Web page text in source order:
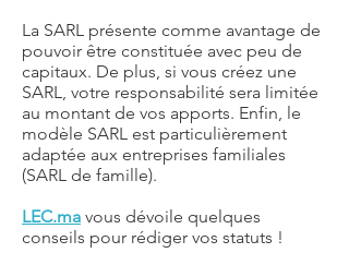
La SARL présente comme avantage de
pouvoir être constituée avec peu de
capitaux. De plus, si vous créez une
SARL, votre responsabilité sera limitée
au montant de vos apports. Enfin, le
modèle SARL est particulièrement
adaptée aux entreprises familiales
(SARL de famille).
LEC.ma vous dévoile quelques
conseils pour rédiger vos statuts !